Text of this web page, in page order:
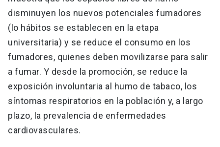
disminuyen los nuevos potenciales fumadores
(lo hábitos se establecen en la etapa
universitaria) y se reduce el consumo en los
fumadores, quienes deben movilizarse para salir
a fumar. Y desde la promoción, se reduce la
exposición involuntaria al humo de tabaco, los
síntomas respiratorios en la población y, a largo
plazo, la prevalencia de enfermedades
cardiovasculares.